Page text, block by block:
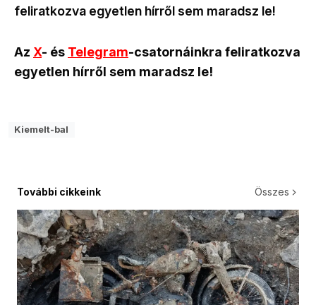
feliratkozva egyetlen hírről sem maradsz le!
Az X- és Telegram-csatornáinkra feliratkozva
egyetlen hírről sem maradsz le!
Kiemelt-bal
További cikkeink Összes